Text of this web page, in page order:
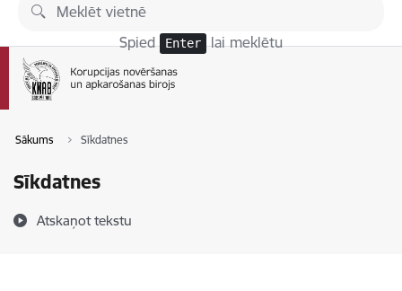
Pāriet uz lapas saturu
Spied Enter lai meklētu
Sākums Sīkdatnes
Sīkdatnes
Atskaņot tekstu